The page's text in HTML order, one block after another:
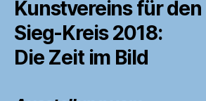
b
o
o
Kunstvereins für den
Sieg-Kreis 2018:
Die Zeit im Bild